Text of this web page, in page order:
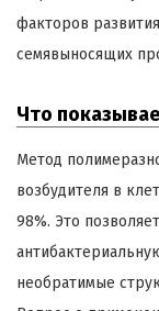
факторов
семявыносящих
Что
Метод
возбудителя в
98%. Это
необратимые